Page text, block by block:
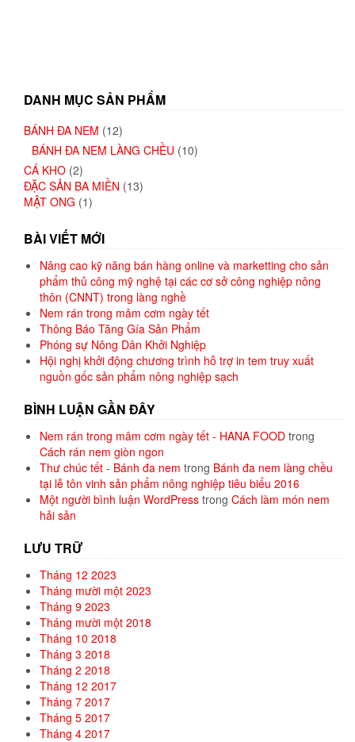
DANH MỤC SẢN PHẨM
BÁNH ĐA NEM (12)
BÁNH ĐA NEM LÀNG CHỀU (10)
CÁ KHO (2)
ĐẶC SẢN BA MIỀN (13)
MẬT ONG (1)
BÀI VIẾT MỚI
Nâng cao kỹ năng bán hàng online và marketting cho sản
phẩm thủ công mỹ nghệ tại các cơ sở công nghiệp nông
thôn (CNNT) trong làng nghề
Nem rán trong mâm cơm ngày tết
Thông Báo Tăng Gía Sản Phẩm
Phóng sự Nông Dân Khởi Nghiệp
Hội nghị khởi động chương trình hỗ trợ in tem truy xuất
nguồn gốc sản phẩm nông nghiệp sạch
BÌNH LUẬN GẦN ĐÂY
Nem rán trong mâm cơm ngày tết - HANA FOOD trong
Cách rán nem giòn ngon
Thư chúc tết - Bánh đa nem trong Bánh đa nem làng chều
tại lễ tôn vinh sản phẩm nông nghiệp tiêu biểu 2016
Một người bình luận WordPress trong Cách làm món nem
hải sản
LƯU TRỮ
Tháng 12 2023
Tháng mười một 2023
Tháng 9 2023
Tháng mười một 2018
Tháng 10 2018
Tháng 3 2018
Tháng 2 2018
Tháng 12 2017
Tháng 7 2017
Tháng 5 2017
Tháng 4 2017